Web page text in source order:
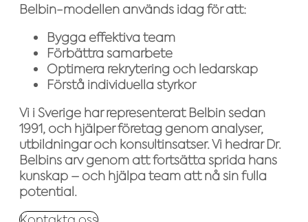
Belbin-modellen används idag för att:
Bygga effektiva team
Förbättra samarbete
Optimera rekrytering och ledarskap
Förstå individuella styrkor
Vi i Sverige har representerat Belbin sedan
1991, och hjälper företag genom analyser,
utbildningar och konsultinsatser. Vi hedrar Dr.
Belbins arv genom att fortsätta sprida hans
kunskap – och hjälpa team att nå sin fulla
potential.